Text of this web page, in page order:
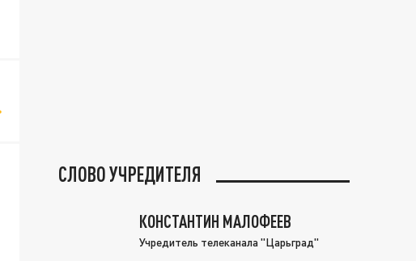
СЛОВО УЧРЕДИТЕЛЯ
КОНСТАНТИН МАЛОФЕЕВ
Учредитель телеканала "Царьград"